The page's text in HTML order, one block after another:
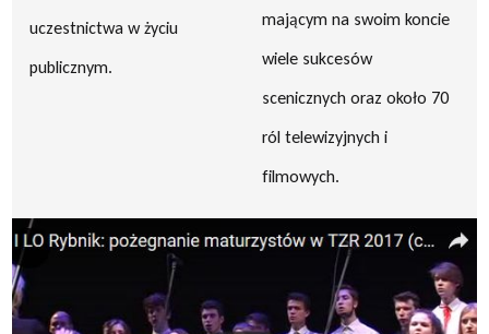
uczestnictwa w życiu
publicznym.
mającym na swoim koncie
wiele sukcesów
scenicznych oraz około 70
ról telewizyjnych i
filmowych.